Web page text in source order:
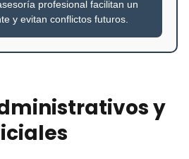
profesional facilitan un
y evitan conflictos futuros.
y